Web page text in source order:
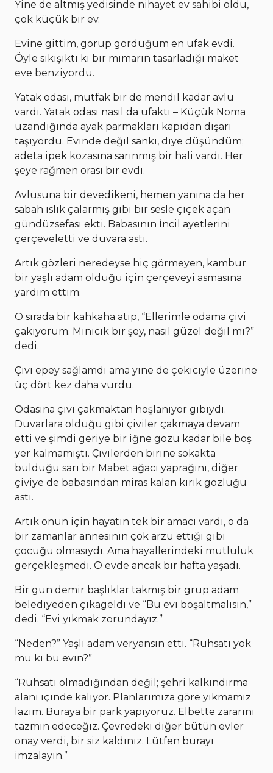
Yine de altmış yedisinde nihayet ev sahibi oldu,
çok küçük bir ev.
Evine gittim, görüp gördüğüm en ufak evdi.
Öyle sıkışıktı ki bir mimarın tasarladığı maket
eve benziyordu.
Yatak odası, mutfak bir de mendil kadar avlu
vardı. Yatak odası nasıl da ufaktı – Küçük Noma
uzandığında ayak parmakları kapıdan dışarı
taşıyordu. Evinde değil sanki, diye düşündüm;
adeta ipek kozasına sarınmış bir hali vardı. Her
şeye rağmen orası bir evdi.
Avlusuna bir devedikeni, hemen yanına da her
sabah ıslık çalarmış gibi bir sesle çiçek açan
gündüzsefası ekti. Babasının İncil ayetlerini
çerçeveletti ve duvara astı.
Artık gözleri neredeyse hiç görmeyen, kambur
bir yaşlı adam olduğu için çerçeveyi asmasına
yardım ettim.
O sırada bir kahkaha atıp, “Ellerimle odama çivi
çakıyorum. Minicik bir şey, nasıl güzel değil mi?”
dedi.
Çivi epey sağlamdı ama yine de çekiciyle üzerine
üç dört kez daha vurdu.
Odasına çivi çakmaktan hoşlanıyor gibiydi.
Duvarlara olduğu gibi çiviler çakmaya devam
etti ve şimdi geriye bir iğne gözü kadar bile boş
yer kalmamıştı. Çivilerden birine sokakta
bulduğu sarı bir Mabet ağacı yaprağını, diğer
çiviye de babasından miras kalan kırık gözlüğü
astı.
Artık onun için hayatın tek bir amacı vardı, o da
bir zamanlar annesinin çok arzu ettiği gibi
çocuğu olmasıydı. Ama hayallerindeki mutluluk
gerçekleşmedi. O evde ancak bir hafta yaşadı.
Bir gün demir başlıklar takmış bir grup adam
belediyeden çıkageldi ve “Bu evi boşaltmalısın,”
dedi. “Evi yıkmak zorundayız.”
“Neden?” Yaşlı adam veryansın etti. “Ruhsatı yok
mu ki bu evin?”
“Ruhsatı olmadığından değil; şehri kalkındırma
alanı içinde kalıyor. Planlarımıza göre yıkmamız
lazım. Buraya bir park yapıyoruz. Elbette zararını
tazmin edeceğiz. Çevredeki diğer bütün evler
onay verdi, bir siz kaldınız. Lütfen burayı
imzalayın.”